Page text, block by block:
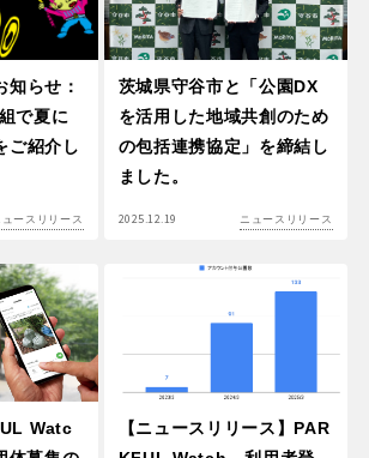
知らせ：
で夏に
ご紹介し
ュースリリース
茨城県守谷市と「公園DX
を活用した地域共創のため
の包括連携協定」を締結し
ました。
2025.12.19 ニュースリリース
Watc
【ニュースリリース】PAR